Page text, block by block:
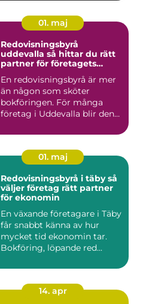
01. maj
Redovisningsbyrå
uddevalla så hittar du rätt
partner för företagets
En redovisningsbyrå är mer
än någon som sköter
bokföringen. För många
företag i Uddevalla blir den
01. maj
Redovisningsbyrå i täby så
väljer företag rätt partner
för ekonomin
En växande företagare i Täby
får snabbt känna av hur
mycket tid ekonomin tar.
Bokföring, löpande red...
14. apr